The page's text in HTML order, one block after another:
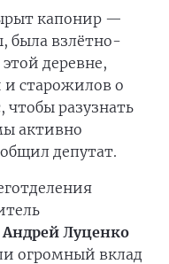
капонир —
была взлётно-
деревне,
старожилов о
чтобы разузнать
активно
депутат.
Андрей Луценко
огромный вклад